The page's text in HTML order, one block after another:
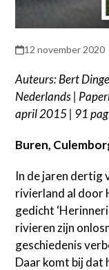
12 november 2020
Auteurs: Bert
Nederlands |
april 2015 | 91
Buren,
In de jaren dertig
rivierland al door
gedicht
rivieren zijn
geschiedenis
Daar komt bij dat